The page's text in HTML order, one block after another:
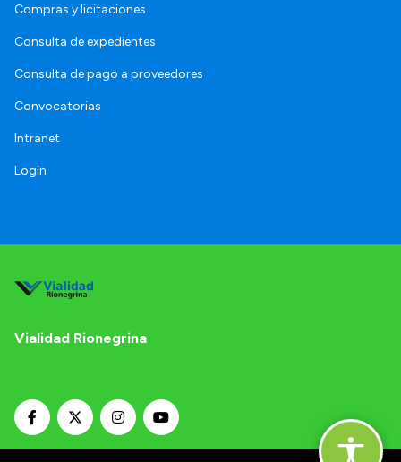
Compras y licitaciones
Consulta de expedientes
Consulta de pago a proveedores
Convocatorias
Intranet
Login
Vialidad Rionegrina